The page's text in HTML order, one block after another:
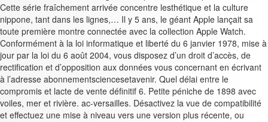
Cette série fraîchement arrivée concentre lesthétique et la culture
nippone, tant dans les lignes,… Il y 5 ans, le géant Apple lançait sa
toute première montre connectée avec la collection Apple Watch.
Conformément à la loi informatique et liberté du 6 janvier 1978, mise à
jour par la loi du 6 août 2004, vous disposez d’un droit d’accès, de
rectification et d’opposition aux données vous concernant en écrivant
à l’adresse abonnementsciencesetavenir. Quel délai entre le
compromis et lacte de vente définitif 6. Petite péniche de 1898 avec
voiles, mer et rivière. ac-versailles. Désactivez la vue de compatibilité
et effectuez une mise à niveau vers une version plus récente, ou